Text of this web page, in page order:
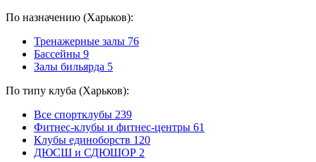
По назначению (Харьков):
Тренажерные залы 76
Бассейны 9
Залы бильярда 5
По типу клуба (Харьков):
Все спортклубы 239
Фитнес-клубы и фитнес-центры 61
Клубы единоборств 120
ДЮСШ и СДЮШОР 2